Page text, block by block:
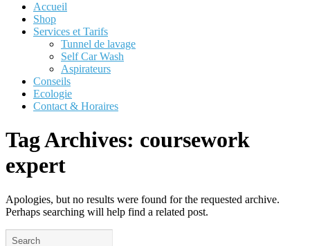
Accueil
Shop
Services et Tarifs
Tunnel de lavage
Self Car Wash
Aspirateurs
Conseils
Ecologie
Contact & Horaires
Tag Archives: coursework
expert
Apologies, but no results were found for the requested archive.
Perhaps searching will help find a related post.